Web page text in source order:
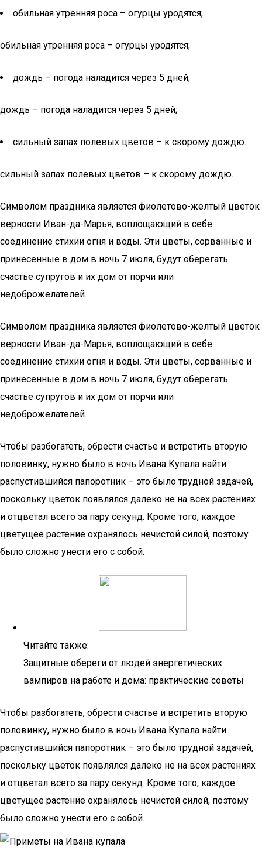
обильная утренняя роса – огурцы уродятся;
обильная утренняя роса – огурцы уродятся;
дождь – погода наладится через 5 дней;
дождь – погода наладится через 5 дней;
сильный запах полевых цветов – к скорому дождю.
сильный запах полевых цветов – к скорому дождю.
Символом праздника является фиолетово-желтый цветок
верности Иван-да-Марья, воплощающий в себе
соединение стихии огня и воды. Эти цветы, сорванные и
принесенные в дом в ночь 7 июля, будут оберегать
счастье супругов и их дом от порчи или
недоброжелателей.
Символом праздника является фиолетово-желтый цветок
верности Иван-да-Марья, воплощающий в себе
соединение стихии огня и воды. Эти цветы, сорванные и
принесенные в дом в ночь 7 июля, будут оберегать
счастье супругов и их дом от порчи или
недоброжелателей.
Чтобы разбогатеть, обрести счастье и встретить вторую
половинку, нужно было в ночь Ивана Купала найти
распустившийся папоротник – это было трудной задачей,
поскольку цветок появлялся далеко не на всех растениях
и отцветал всего за пару секунд. Кроме того, каждое
цветущее растение охранялось нечистой силой, поэтому
было сложно унести его с собой.
Читайте также:
Защитные обереги от людей энергетических
вампиров на работе и дома: практические советы
Чтобы разбогатеть, обрести счастье и встретить вторую
половинку, нужно было в ночь Ивана Купала найти
распустившийся папоротник – это было трудной задачей,
поскольку цветок появлялся далеко не на всех растениях
и отцветал всего за пару секунд. Кроме того, каждое
цветущее растение охранялось нечистой силой, поэтому
было сложно унести его с собой.